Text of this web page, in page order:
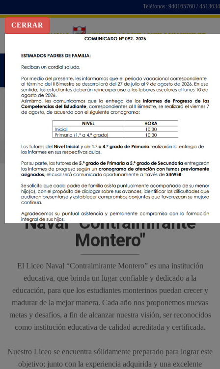
Teléfonos: 940165760 / 4513634
Bienvenidos al Liceo
Naval "Contralmirante
Montero"
El Liceo Naval “Contralmirante Montero” es una institución
educativa, que brinda un lugar confiable y dedicado a la
educación, para que los estudiantes monterinos puedan crecer y
madurar de la mejor manera. Cada año nos proponemos nuevas
metas y desafíos, a fin de alcanzar nuestra visión, ser reconocidos
como institución educativa de calidad acreditada y certificada.
Nuestro Liceo se encuentra sólidamente preparado para lograr este
objetivo; junto con la experiencia adquirida y una excelente
CERRAR